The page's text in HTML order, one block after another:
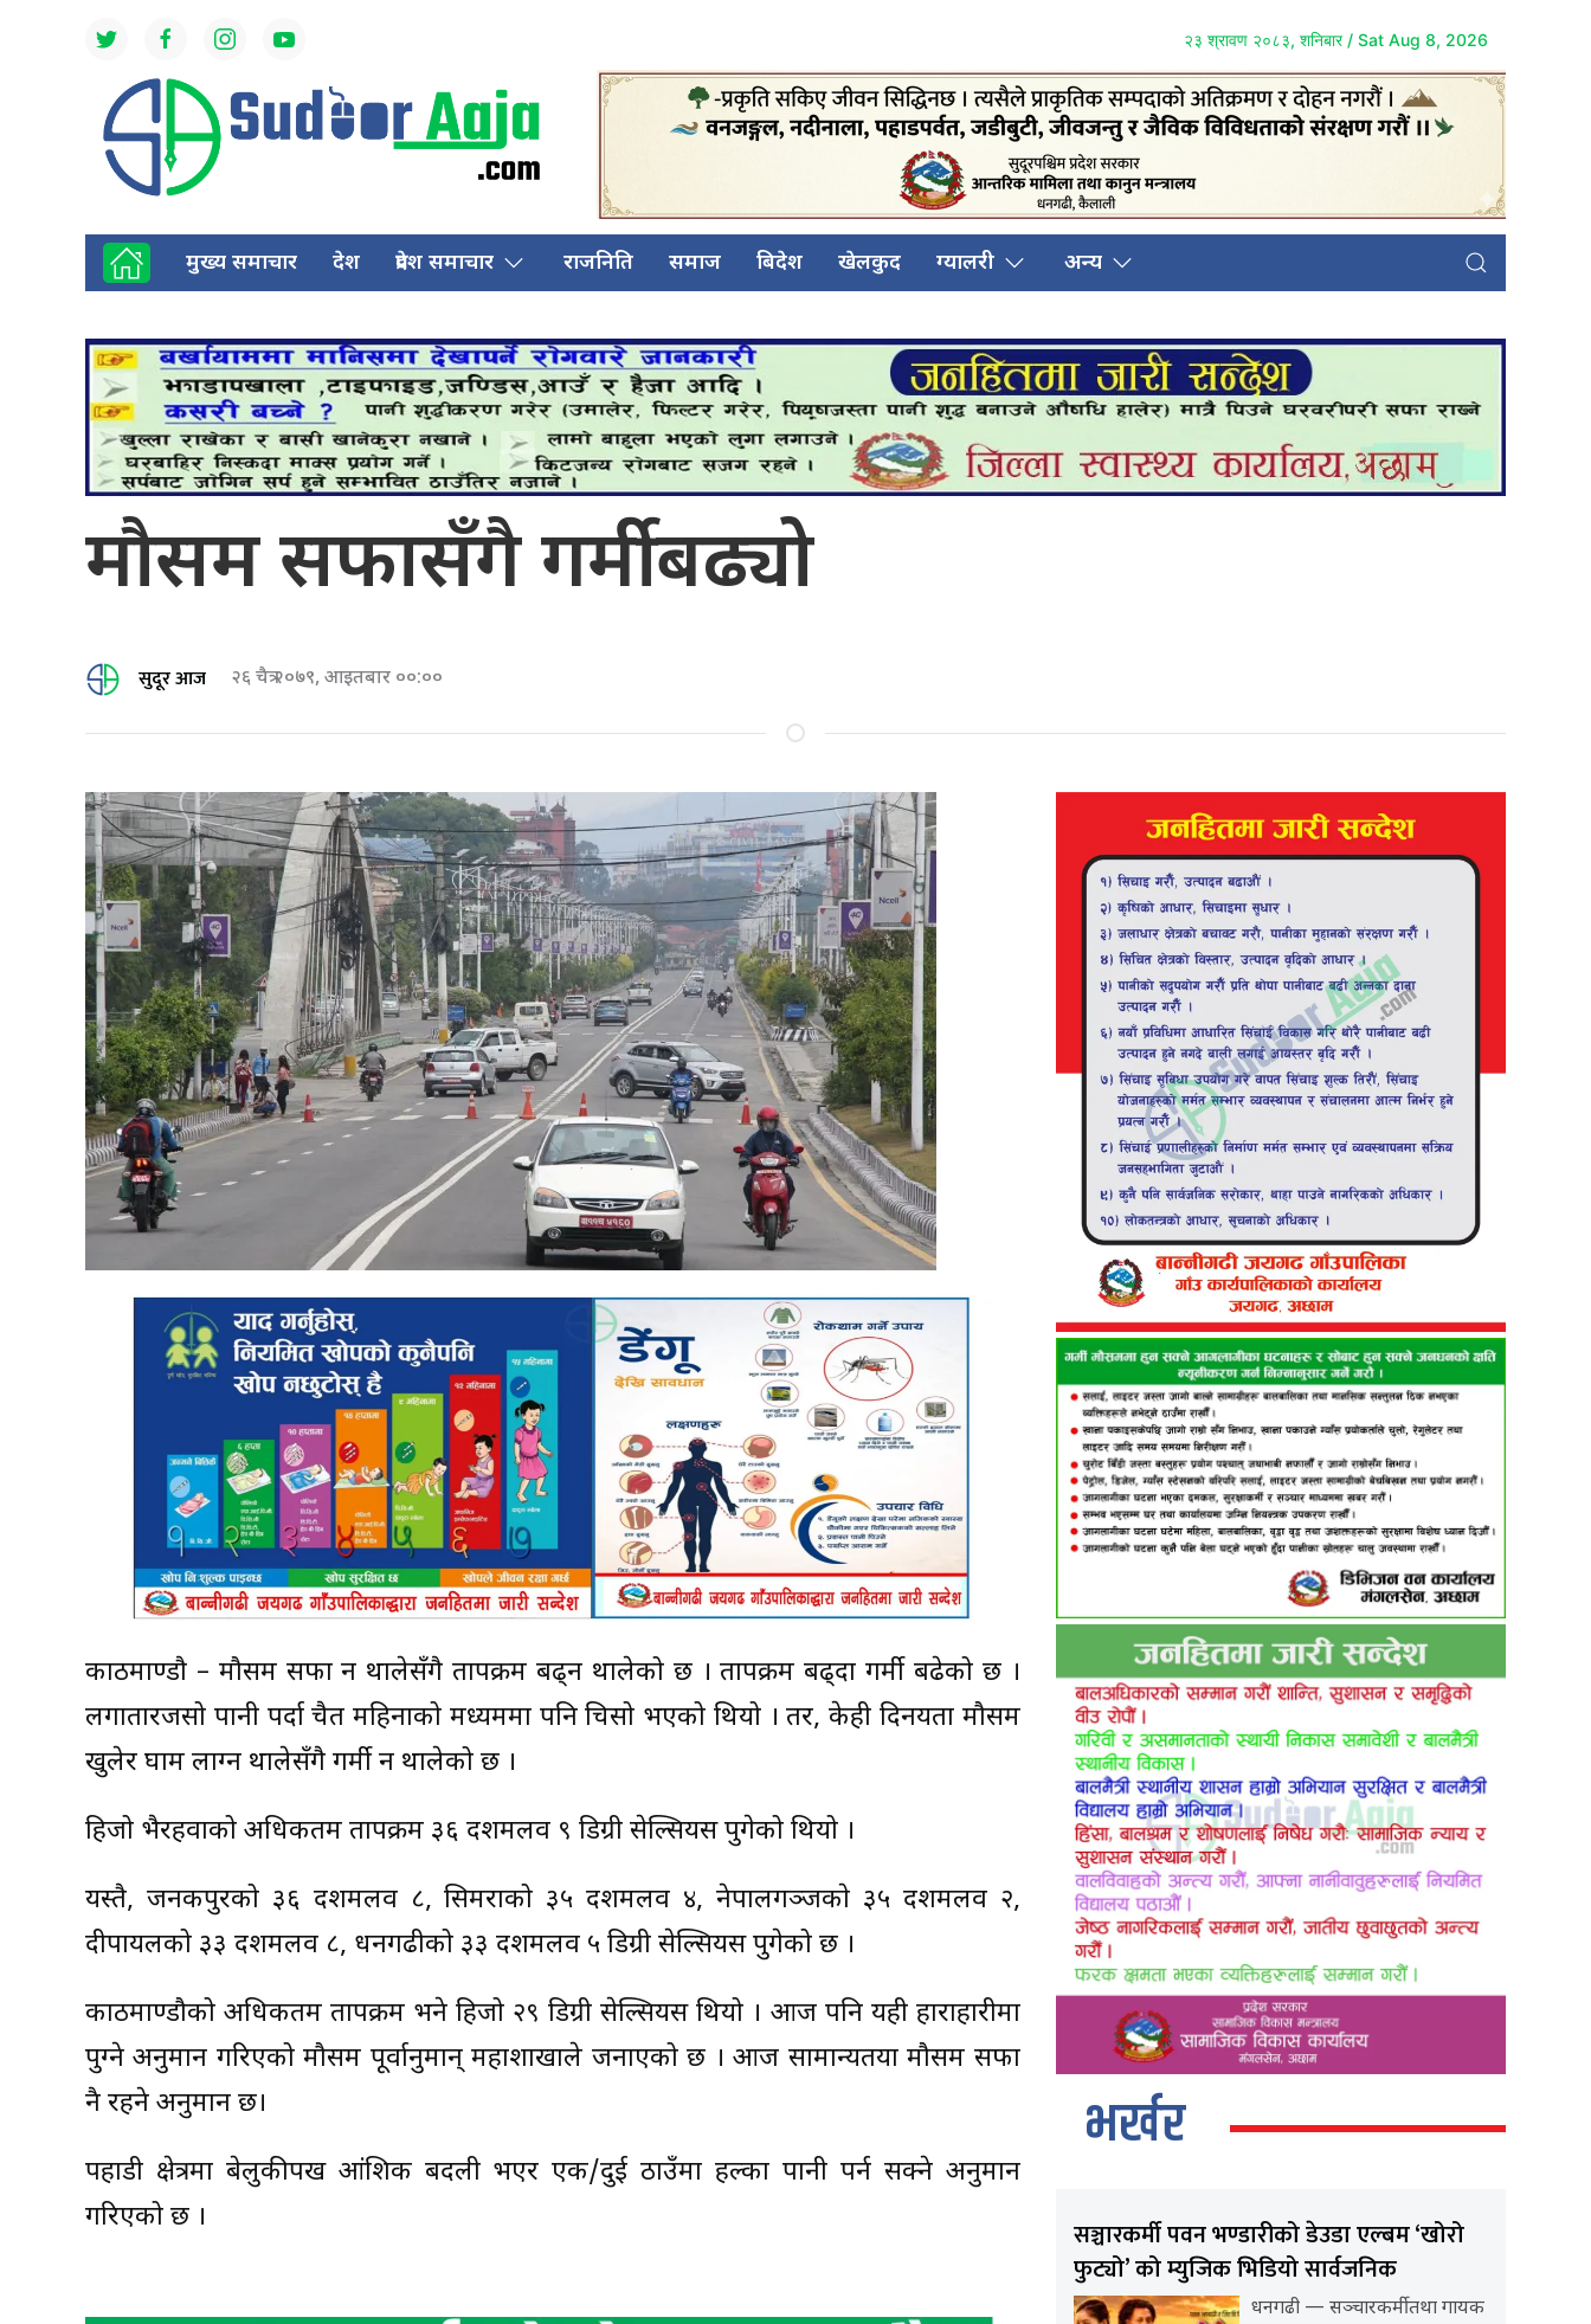
२३ श्रावण २०८३, शनिबार / Sat Aug 8, 2026
मुख्य समाचार देश प्रदेश समाचार राजनिति समाज बिदेश खेलकुद ग्यालरी अन्य
मौसम सफासँगै गर्मी बढ्यो
सुदूर आज २६ चैत्र २०७९, आइतबार ००:००
काठमाण्डाै – मौसम सफा हुन थालेसँगै तापक्रम बढ्न थालेको छ । तापक्रम बढ्दा गर्मी बढेको छ ।
लगातारजसो पानी पर्दा चैत महिनाको मध्यममा पनि चिसो भएको थियो । तर, केही दिनयता मौसम
खुलेर घाम लाग्न थालेसँगै गर्मी हुन थालेको छ ।
हिजो भैरहवाको अधिकतम तापक्रम ३६ दशमलव ९ डिग्री सेल्सियस पुगेको थियो ।
यस्तै, जनकपुरको ३६ दशमलव ८, सिमराको ३५ दशमलव ४, नेपालगञ्जकाे ३५ दशमलव २,
दीपायलको ३३ दशमलव ८, धनगढीको ३३ दशमलव ५ डिग्री सेल्सियस पुगेको छ ।
काठमाण्डौको अधिकतम तापक्रम भने हिजो २९ डिग्री सेल्सियस थियो । आज पनि यही हाराहारीमा
पुग्ने अनुमान गरिएको मौसम पूर्वानुमान् महाशाखाले जनाएको छ । आज सामान्यतया मौसम सफा
नै रहने अनुमान छ।
पहाडी क्षेत्रमा बेलुकीपख आंशिक बदली भएर एक/दुई ठाउँमा हल्का पानी पर्न सक्ने अनुमान
गरिएको छ ।
भर्खर
सञ्चारकर्मी पवन भण्डारीको डेउडा एल्बम ‘खोरो
फुट्यो’ को म्युजिक भिडियो सार्वजनिक
धनगढी — सञ्चारकर्मी तथा गायक